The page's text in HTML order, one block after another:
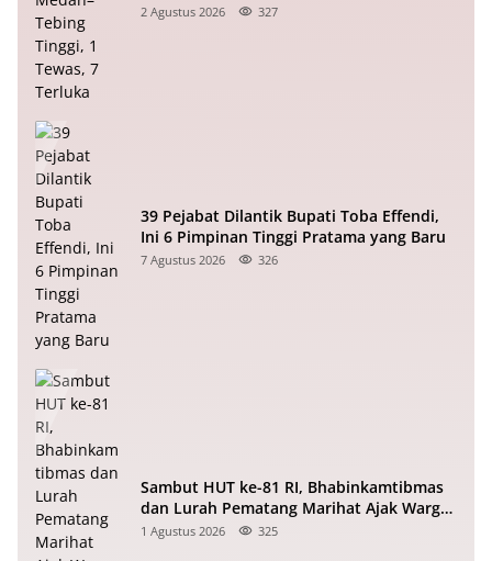
2 Agustus 2026 327
39 Pejabat Dilantik Bupati Toba Effendi,
Ini 6 Pimpinan Tinggi Pratama yang Baru
7 Agustus 2026 326
Sambut HUT ke-81 RI, Bhabinkamtibmas
dan Lurah Pematang Marihat Ajak Warga
Kibarkan Merah Putih
1 Agustus 2026 325